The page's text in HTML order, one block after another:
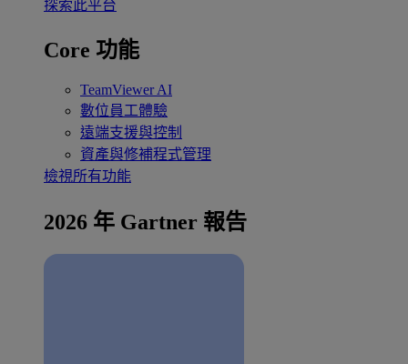
探索此平台
Core 功能
TeamViewer AI
數位員工體驗
遠端支援與控制
資產與修補程式管理
檢視所有功能
2026 年 Gartner 報告